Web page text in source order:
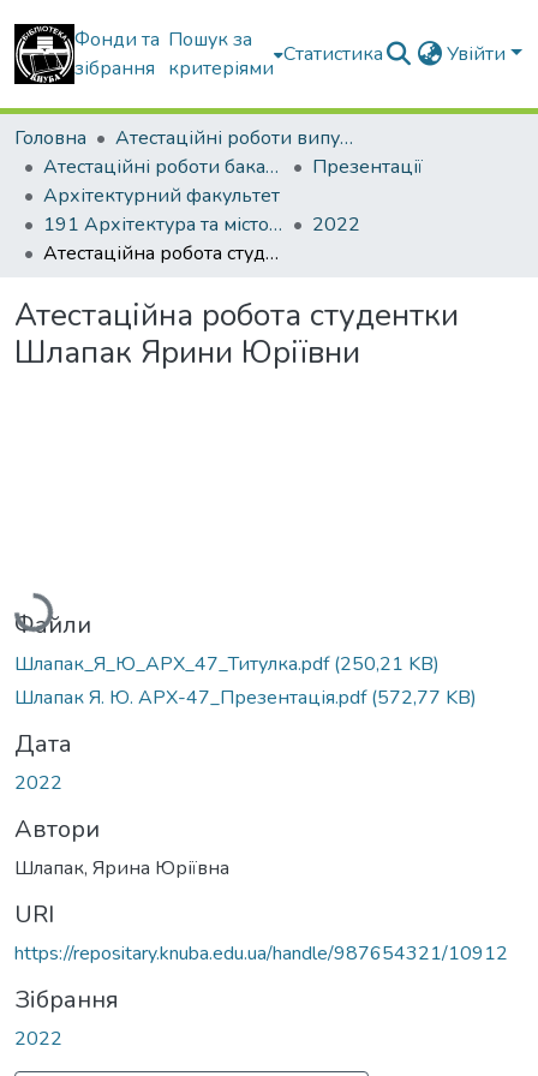
Фонди та
зібрання
Пошук за
критеріями
Статистика Увійти
Головна
Атестаційні роботи випускників
Атестаційні роботи бакалаврів
Презентації
Архітектурний факультет
191 Архітектура та містобудування
2022
Атестаційна робота студентки Шлапак Ярини Юріївни
Атестаційна робота студентки
Шлапак Ярини Юріївни
Файли
Шлапак_Я_Ю_АРХ_47_Титулка.pdf(250,21 KB)
Шлапак Я. Ю. АРХ-47_Презентація.pdf(572,77 KB)
Дата
2022
Автори
Шлапак, Ярина Юріївна
URI
https://repositary.knuba.edu.ua/handle/987654321/10912
Зібрання
2022